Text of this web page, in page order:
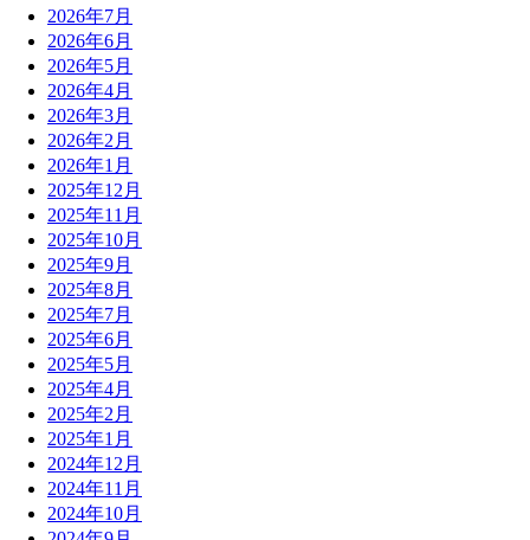
2026年7月
2026年6月
2026年5月
2026年4月
2026年3月
2026年2月
2026年1月
2025年12月
2025年11月
2025年10月
2025年9月
2025年8月
2025年7月
2025年6月
2025年5月
2025年4月
2025年2月
2025年1月
2024年12月
2024年11月
2024年10月